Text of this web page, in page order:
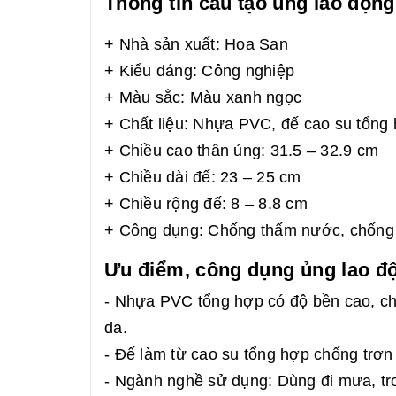
+ Nhà sản xuất: Hoa San
+ Kiểu dáng: Công nghiệp
+ Màu sắc: Màu xanh ngọc
+ Chất liệu: Nhựa PVC, đế cao su tổng
+ Chiều cao thân ủng: 31.5 – 32.9 cm
+ Chiều dài đế: 23 – 25 cm
+ Chiều rộng đế: 8 – 8.8 cm
+ Công dụng: Chống thấm nước,
Ưu điểm, công dụng ủng lao
- Nhựa PVC tổng hợp có độ bền cao,
da.
- Đế làm từ cao su tổng hợp chống
- Ngành nghề sử dụng: Dùng đi mưa,